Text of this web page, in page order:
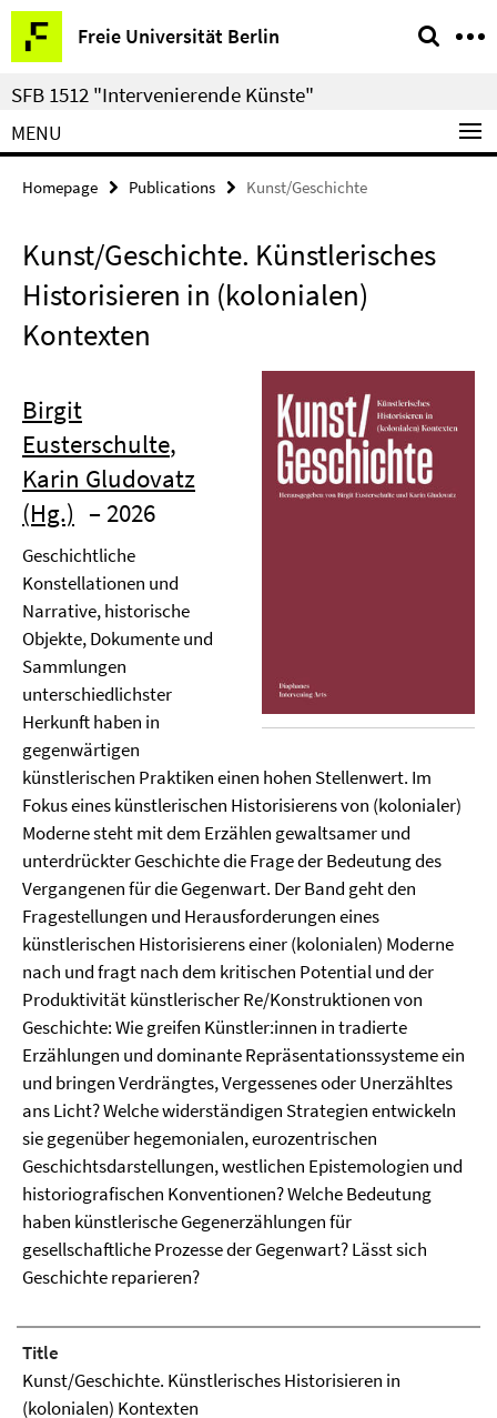
Springe
direkt
zu
Inhalt
Freie Universität Berlin
Service
Navigation
SFB 1512 "Intervenierende Künste"
MENU
Homepage Publications Kunst/Geschichte
Kunst/Geschichte. Künstlerisches
Historisieren in (kolonialen)
Kontexten
Birgit
Eusterschulte,
Karin Gludovatz
(Hg.) – 2026
Geschichtliche
Konstellationen und
Narrative, historische
Objekte, Dokumente und
Sammlungen
unterschiedlichster
Herkunft haben in
gegenwärtigen
künstlerischen Praktiken einen hohen Stellenwert. Im
Fokus eines künstlerischen Historisierens von (kolonialer)
Moderne steht mit dem Erzählen gewaltsamer und
unterdrückter Geschichte die Frage der Bedeutung des
Vergangenen für die Gegenwart. Der Band geht den
Fragestellungen und Herausforderungen eines
künstlerischen Historisierens einer (kolonialen) Moderne
nach und fragt nach dem kritischen Potential und der
Produktivität künstlerischer Re/Konstruktionen von
Geschichte: Wie greifen Künstler:innen in tradierte
Erzählungen und dominante Repräsentationssysteme ein
und bringen Verdrängtes, Vergessenes oder Unerzähltes
ans Licht? Welche widerständigen Strategien entwickeln
sie gegenüber hegemonialen, eurozentrischen
Geschichtsdarstellungen, westlichen Epistemologien und
historiografischen Konventionen? Welche Bedeutung
haben künstlerische Gegenerzählungen für
gesellschaftliche Prozesse der Gegenwart? Lässt sich
Geschichte reparieren?
Title
Kunst/Geschichte. Künstlerisches Historisieren in
(kolonialen) Kontexten